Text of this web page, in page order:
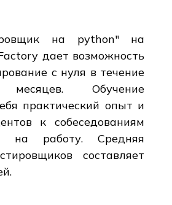
на python" на
дает возможность
с нуля в течение
месяцев. Обучение
практический опыт и
к собеседованиям
на работу. Средняя
составляет